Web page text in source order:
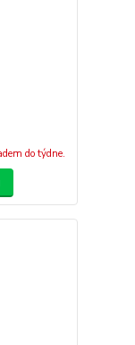
do týdne.